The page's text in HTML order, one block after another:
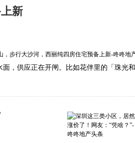
新
，供应正在开闸。比如花伴里的「珠光和